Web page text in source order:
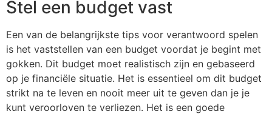
Stel een budget vast
Een van de belangrijkste tips voor verantwoord spelen
is het vaststellen van een budget voordat je begint met
gokken. Dit budget moet realistisch zijn en gebaseerd
op je financiële situatie. Het is essentieel om dit budget
strikt na te leven en nooit meer uit te geven dan je je
kunt veroorloven te verliezen. Het is een goede